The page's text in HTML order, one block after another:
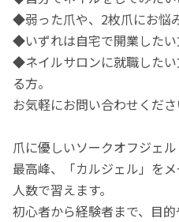
◆弱った爪や、2枚爪にお悩
◆いずれは自宅で開業したい
◆ネイルサロンに就職した
る方。
お気軽にお問い合わせくださ
爪に優しいソークオフジェ
最高峰、「カルジェル」を
人数で習えます。
初心者から経験者まで、目